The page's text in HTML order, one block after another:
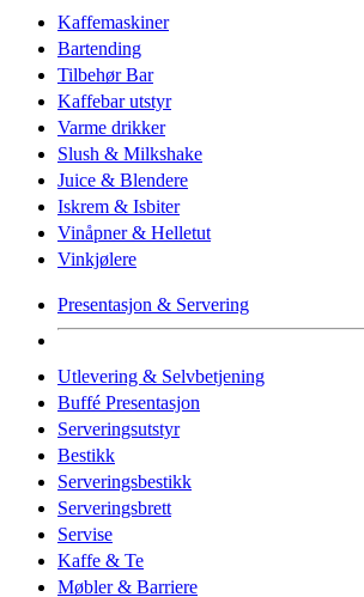
Kaffemaskiner
Bartending
Tilbehør Bar
Kaffebar utstyr
Varme drikker
Slush & Milkshake
Juice & Blendere
Iskrem & Isbiter
Vinåpner & Helletut
Vinkjølere
Presentasjon & Servering
Utlevering & Selvbetjening
Buffé Presentasjon
Serveringsutstyr
Bestikk
Serveringsbestikk
Serveringsbrett
Servise
Kaffe & Te
Møbler & Barriere